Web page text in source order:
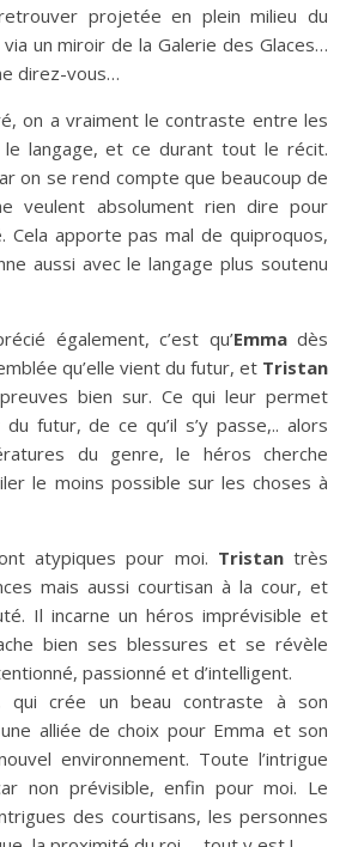
projetée en plein milieu du
un miroir de la Galerie des Glaces…
direz-vous…
on a vraiment le contraste entre les
langage, et ce durant tout le récit.
on se rend compte que beaucoup de
veulent absolument rien dire pour
Cela apporte pas mal de quiproquos,
aussi avec le langage plus soutenu
également, c’est qu’Emmadès
qu’elle vient du futur, et Tristan
bien sur. Ce qui leur permet
futur, de ce qu’il s’y passe,.. alors
du genre, le héros cherche
le moins possible sur les choses à
atypiques pour moi. Tristantrès
mais aussi courtisan à la cour, et
Il incarne un héros imprévisible et
bien ses blessures et se révèle
passionné et d’intelligent.
qui crée un beau contraste à son
alliée de choix pour Emma et son
environnement. Toute l’intrigue
non prévisible, enfin pour moi. Le
des courtisans, les personnes